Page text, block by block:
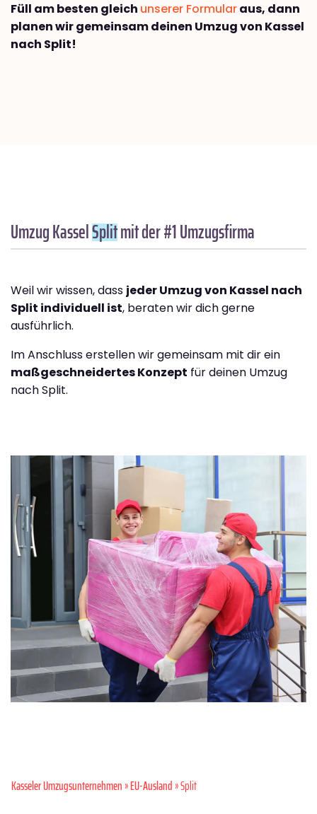
Füll am besten gleich unserer Formularaus, dann
planen wir gemeinsam deinen Umzug von Kassel
nach Split!
Umzug KasselSplitmit der #1 Umzugsfirma
Weil wir wissen, dass jeder Umzug von Kassel nach
Split individuell ist, beraten wir dich gerne
ausführlich.
Im Anschluss erstellen wir gemeinsam mit dir ein
maßgeschneidertes Konzept für deinen Umzug
nach Split.
Kasseler Umzugsunternehmen»EU-Ausland» Split